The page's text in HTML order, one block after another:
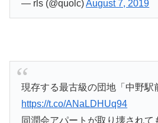
— rls (@quolc)August 7, 2019
現存する最古級の団地「中野駅
https://t.co/ANaLDHUq94
同潤会アパートが取り壊されて